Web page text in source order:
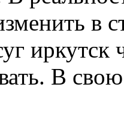
в
иркутск
В